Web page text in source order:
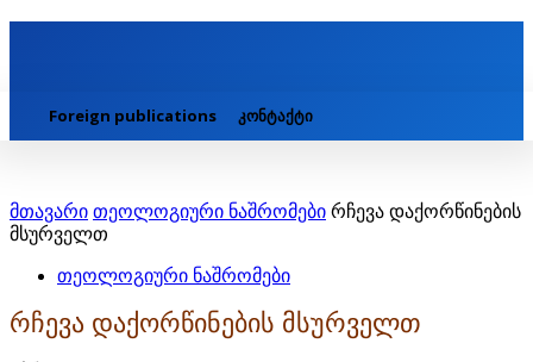
Foreign publications კონტაქტი
მთავარი თეოლოგიური ნაშრომები რჩევა დაქორწინების
მსურველთ
თეოლოგიური ნაშრომები
რჩევა დაქორწინების მსურველთ